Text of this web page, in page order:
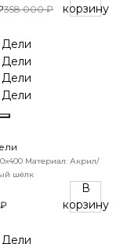
358 000 ₽
корзину
Материал: Акрил/
шёлк
В
корзину